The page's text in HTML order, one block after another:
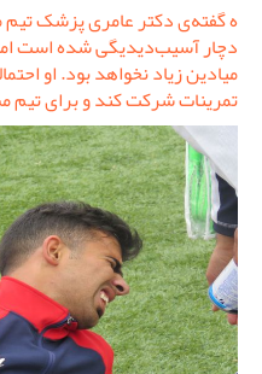
ه گفته‌ی دکتر عامری پزشک
دچار آسیب‌دیدیگی شده است
میادین زیاد نخواهد بود. او
تمرینات شرکت کند و برای تیم